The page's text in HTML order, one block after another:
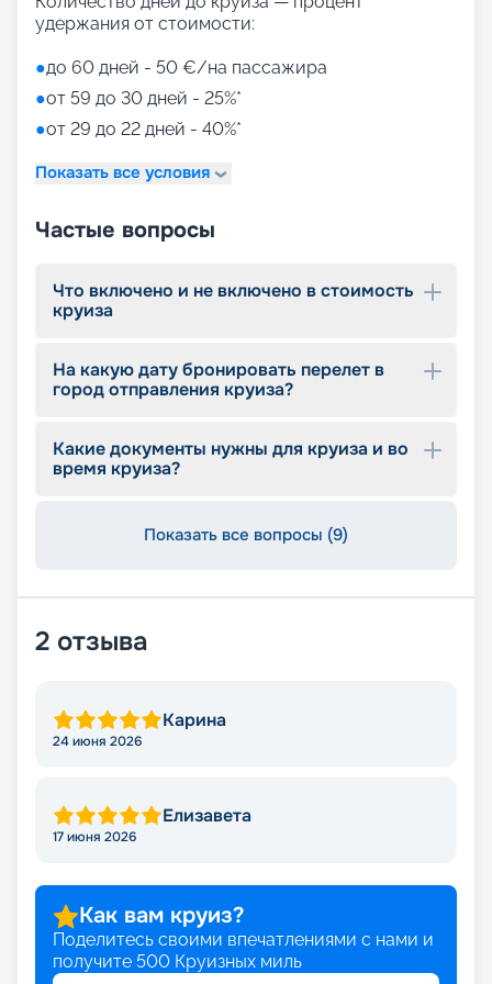
удержания от стоимости:
●до 60 дней - 50 €/на пассажира
●от 59 до 30 дней - 25%*
●от 29 до 22 дней - 40%*
Показать все условия
Частые вопросы
Что включено и не включено в стоимость
круиза
На какую дату бронировать перелет в
город отправления круиза?
Какие документы нужны для круиза и во
время круиза?
Показать все вопросы (9)
2 отзыва
Карина
24 июня 2026
Елизавета
17 июня 2026
Как вам круиз?
Поделитесь своими впечатлениями с нами и
получите 500 Круизных миль